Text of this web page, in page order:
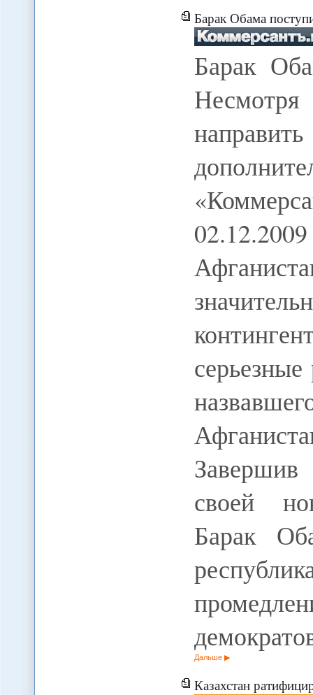
Барак Обама
Барак
своей
Барак
Дальше
Казахстан